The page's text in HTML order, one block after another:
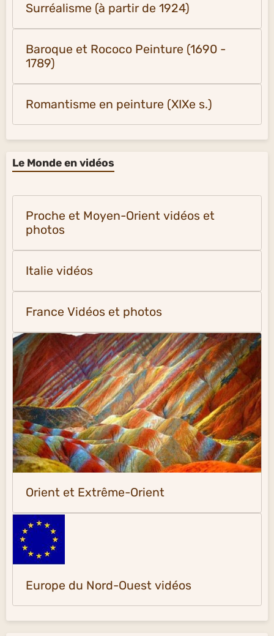
Surréalisme (à partir de 1924)
Baroque et Rococo Peinture (1690 -
1789)
Romantisme en peinture (XIXe s.)
Le Monde en vidéos
Proche et Moyen-Orient vidéos et
photos
Italie vidéos
France Vidéos et photos
Orient et Extrême-Orient
Europe du Nord-Ouest vidéos